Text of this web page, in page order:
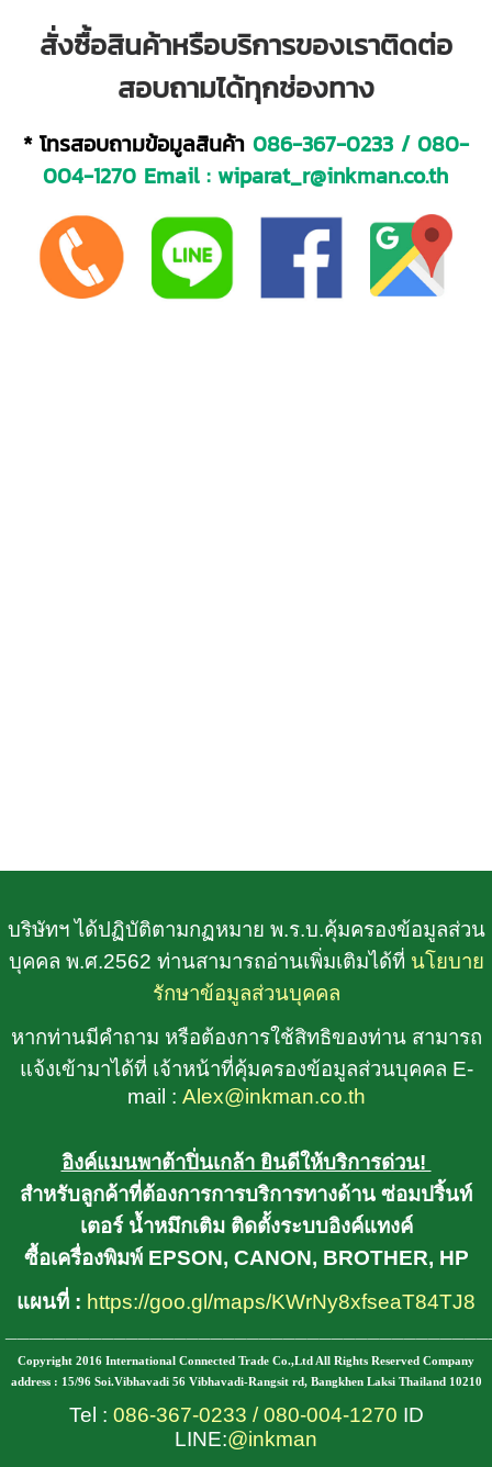
สั่งซื้อสินค้าหรือบริการของเราติดต่อ
สอบถามได้ทุกช่องทาง
* โทรสอบถามข้อมูลสินค้า 086-367-0233/ 080-
004-1270 Email :wiparat_r@inkman.co.th
บริษัทฯ ได้ปฏิบัติตามกฏหมาย พ.ร.บ.คุ้มครองข้อมูลส่วน
บุคคล พ.ศ.2562 ท่านสามารถอ่านเพิ่มเติมได้ที่ นโยบาย
รักษาข้อมูลส่วนบุคคล
หากท่านมีคำถาม หรือต้องการใช้สิทธิของท่าน สามารถ
แจ้งเข้ามาได้ที่ เจ้าหน้าที่คุ้มครองข้อมูลส่วนบุคคล E-
mail : Alex@inkman.co.th
อิงค์แมนพาต้าปิ่นเกล้า ยินดีให้บริการด่วน!
สำหรับลูกค้าที่ต้องการการบริการทางด้าน ซ่อมปริ้นท์
เตอร์ น้ำหมึกเติม ติดตั้งระบบอิงค์แทงค์
ซื้อเครื่องพิมพ์ EPSON, CANON, BROTHER, HP
แผนที่ : https://goo.gl/maps/KWrNy8xfseaT84TJ8
Copyright 2016 International Connected Trade Co.,Ltd All Rights Reserved Company
address : 15/96 Soi.Vibhavadi 56 Vibhavadi-Rangsit rd, Bangkhen Laksi Thailand 10210
Tel : 086-367-0233 /080-004-1270 ID
LINE:@inkman